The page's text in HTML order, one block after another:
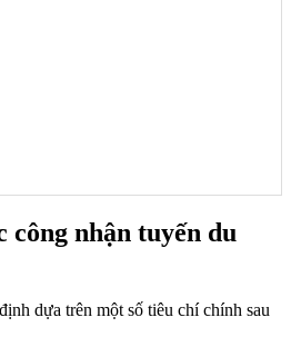
công nhận tuyến du
dựa trên một số tiêu chí chính sau